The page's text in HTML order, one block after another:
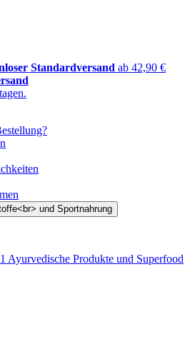
Standardversand ab 42,90 €
Ayurvedische Produkte und Superfood